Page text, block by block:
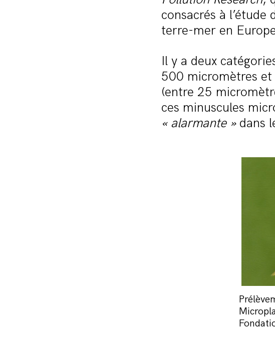
consacrés à
terre-mer en
Il y a deux
500 micromètres
(entre 25
ces minuscules
« alarmante »dans